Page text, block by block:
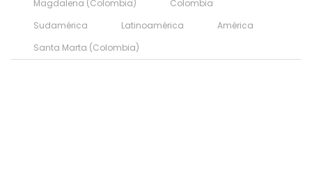
Magdalena (Colombia)
Colombia
Sudamérica
Latinoamérica
América
Santa Marta (Colombia)